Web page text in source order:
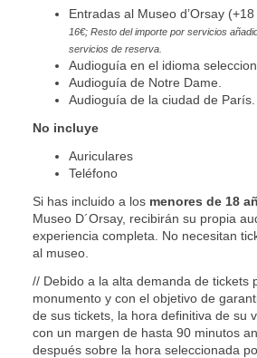
Entradas al Museo d’Orsay
16€; Resto del importe por servicios
servicios de reserva
Audioguía en el idioma
Audioguía de Notre Dame.
Audioguía de la ciudad de París.
No incluye
Auriculares
Teléfono
Si has incluido a los menores de 18
Museo D´Orsay, recibirán su propia
experiencia completa. No necesitan
al museo.
// Debido a la alta demanda de tickets
monumento y con el objetivo de
de sus tickets, la hora definitiva de su
con un margen de hasta 90 minutos
después sobre la hora seleccionada